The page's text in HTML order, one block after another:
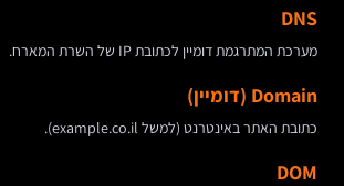
DNS
מערכת המתרגמת דומיין לכתובת IP של השרת המארח.
Domain (דומיין)
כתובת האתר באינטרנט (למשל example.co.il).
DOM